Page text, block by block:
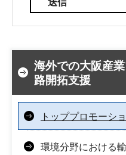
海外での大阪産
路開拓支援
トッププロモーシ
環境分野における